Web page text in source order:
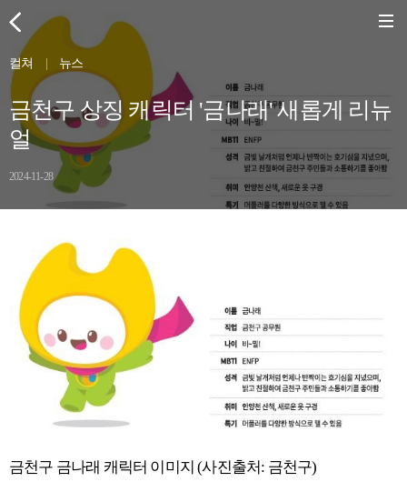
컬쳐 뉴스
금천구 상징 캐릭터 '금나래' 새롭게 리뉴
얼
2024-11-28
금천구 금나래 캐릭터 이미지 (사진출처: 금천구)